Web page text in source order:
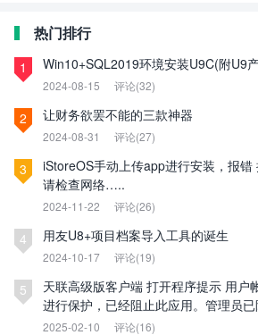
热门排行
1 Win10+SQL2019环境安装U9C(附U9
2024-08-15 评论(32)
2 让财务欲罢不能的三款神器
2024-08-31 评论(27)
3
iStoreOS手动上传app进行安装，报错
请检查网络…..
2024-11-22 评论(26)
4 用友U8+项目档案导入工具的诞生
2024-10-17 评论(19)
5
天联高级版客户端 打开程序提示 用户
进行保护，已经阻止此应用。管理员
关详细信息，请与管理员联系。
2025-02-10 评论(16)